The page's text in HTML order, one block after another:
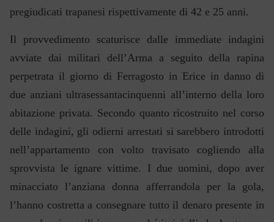
pregiudicati trapanesi rispettivamente di 42 e 25 anni.
Il provvedimento scaturisce dalle immediate indagini
avviate dai militari dell’Arma a seguito della rapina
perpetrata il giorno di Ferragosto in Erice in danno di
due anziani ultrasessantacinquenni all’interno della loro
abitazione privata. Secondo quanto ricostruito nel corso
delle indagini, gli odierni arrestati si sarebbero introdotti
nell’appartamento con volto travisato cogliendo alla
sprovvista le ignare vittime. I due uomini, dopo aver
minacciato l’anziana donna afferrandola per la gola,
l’hanno costretta a consegnare tutto il denaro presente in